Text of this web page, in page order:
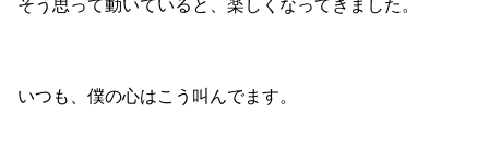
そう思って動いていると、楽しくなってきました。
いつも、僕の心はこう叫んでます。